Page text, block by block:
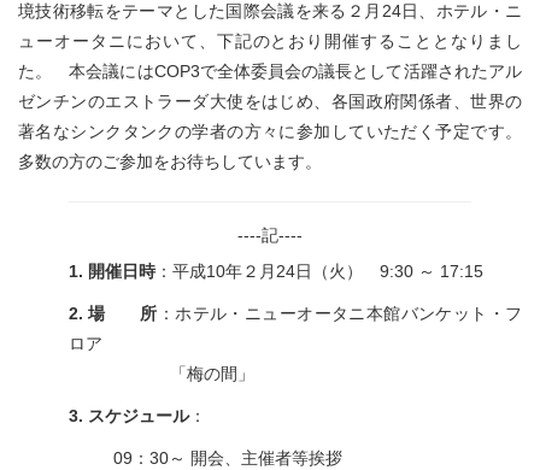
境技術移転をテーマとした国際会議を来る２月24日、ホテル・ニ
ューオータニにおいて、下記のとおり開催することとなりまし
た。 本会議にはCOP3で全体委員会の議長として活躍されたアル
ゼンチンのエストラーダ大使をはじめ、各国政府関係者、世界の
著名なシンクタンクの学者の方々に参加していただく予定です。
多数の方のご参加をお待ちしています。
----記----
1. 開催日時：平成10年２月24日（火） 9:30 ～ 17:15
2. 場 所 ：ホテル・ニューオータニ本館バンケット・フ
ロア
「梅の間」
3. スケジュール：
09：30～ 開会、主催者等挨拶